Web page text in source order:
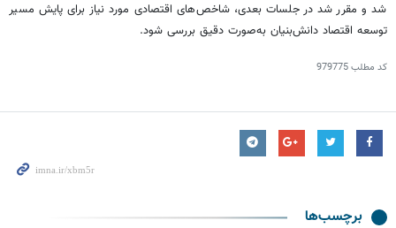
شد و مقرر شد در جلسات بعدی، شاخص‌های اقتصادی مورد نیاز برای پایش مسیر
توسعه اقتصاد دانش‌بنیان به‌صورت دقیق بررسی شود.
کد مطلب979775
برچسب‌ها